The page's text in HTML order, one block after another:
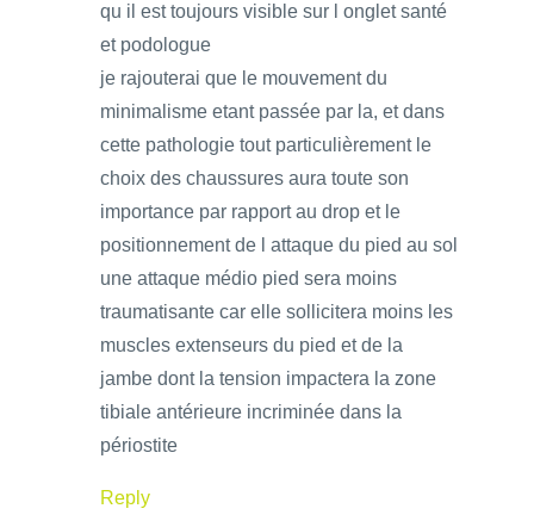
qu il est toujours visible sur l onglet santé
et podologue
je rajouterai que le mouvement du
minimalisme etant passée par la, et dans
cette pathologie tout particulièrement le
choix des chaussures aura toute son
importance par rapport au drop et le
positionnement de l attaque du pied au sol
une attaque médio pied sera moins
traumatisante car elle sollicitera moins les
muscles extenseurs du pied et de la
jambe dont la tension impactera la zone
tibiale antérieure incriminée dans la
périostite
Reply